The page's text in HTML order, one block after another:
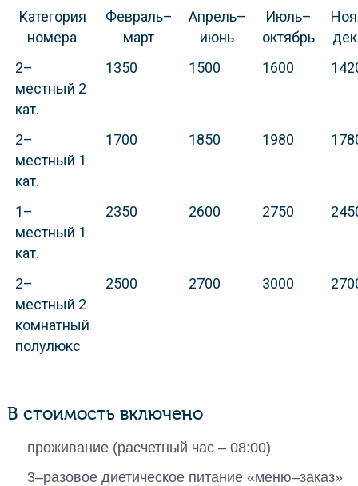
Категория
номера
Февраль–
март
Апрель–
июнь
Июль–
октябрь
2–
местный 2
кат.
1350 1500 1600
2–
местный 1
кат.
1700 1850 1980
1–
местный 1
кат.
2350 2600 2750
2–
местный 2
комнатный
полулюкс
2500 2700 3000
В стоимость включено
проживание (расчетный час – 08:00)
3–разовое диетическое питание «меню–заказ»